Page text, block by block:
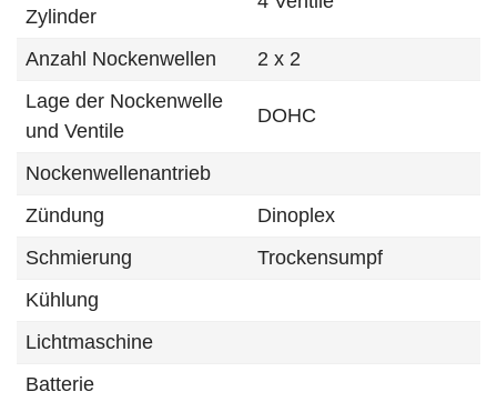
Zylinder
Anzahl Nockenwellen
2 x 2
Lage der Nockenwelle
und Ventile
DOHC
Nockenwellenantrieb
Zündung
Dinoplex
Schmierung
Trockensumpf
Kühlung
Lichtmaschine
Batterie